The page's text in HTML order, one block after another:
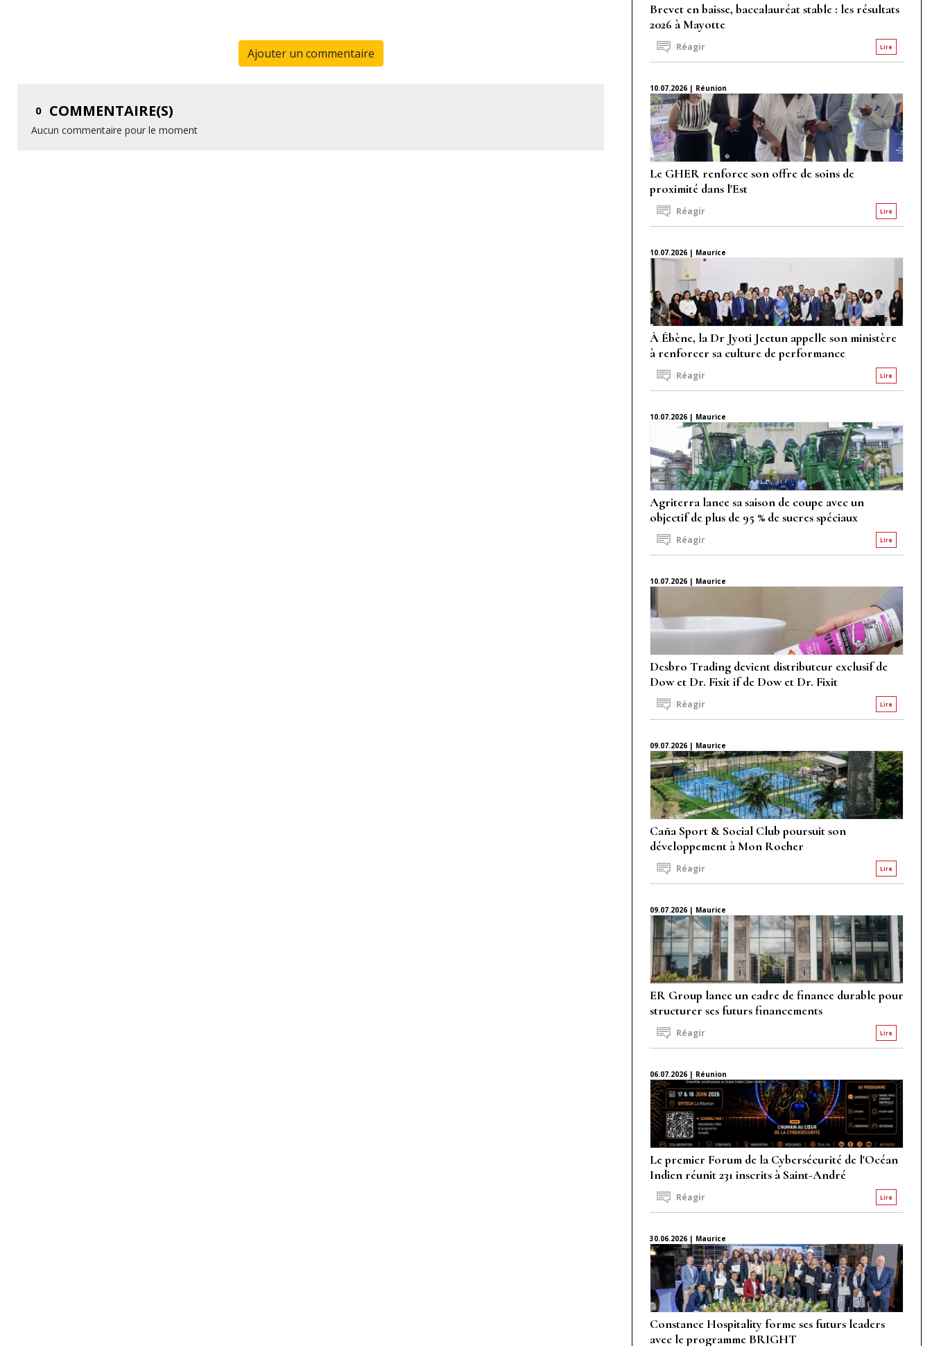
Ajouter un commentaire
0 COMMENTAIRE(S)
Aucun commentaire pour le moment
Brevet en baisse, baccalauréat stable : les résultats
2026 à Mayotte
Lire
Réagir
10.07.2026 | Réunion
Le GHER renforce son offre de soins de
proximité dans l'Est
Lire
Réagir
10.07.2026 | Maurice
À Ébène, la Dr Jyoti Jeetun appelle son ministère
à renforcer sa culture de performance
Lire
Réagir
10.07.2026 | Maurice
Agriterra lance sa saison de coupe avec un
objectif de plus de 95 % de sucres spéciaux
Lire
Réagir
10.07.2026 | Maurice
Desbro Trading devient distributeur exclusif de
Dow et Dr. Fixit if de Dow et Dr. Fixit
Lire
Réagir
09.07.2026 | Maurice
Caña Sport & Social Club poursuit son
développement à Mon Rocher
Lire
Réagir
09.07.2026 | Maurice
ER Group lance un cadre de finance durable pour
structurer ses futurs financements
Lire
Réagir
06.07.2026 | Réunion
Le premier Forum de la Cybersécurité de l'Océan
Indien réunit 231 inscrits à Saint-André
Lire
Réagir
30.06.2026 | Maurice
Constance Hospitality forme ses futurs leaders
avec le programme BRIGHT